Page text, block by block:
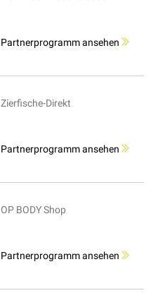
Partnerprogramm ansehen
Zierfische-Direkt
Partnerprogramm ansehen
OP BODY Shop
Partnerprogramm ansehen